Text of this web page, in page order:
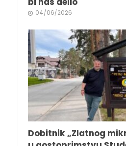
04/06/2026
Dobitnik „Zlatnog